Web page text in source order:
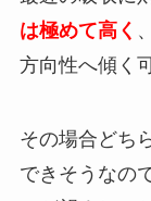
は極めて高く
方向性へ傾く
その場合どち
できそうなの